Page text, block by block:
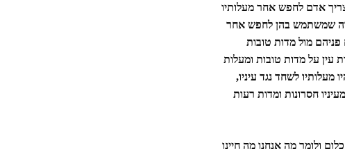
צריך אדם לחפש אחר מעלותיו
שמשתמש בהן לחפש אחר
מול מדות טובות
עין על מדות טובות ומעלות
לשחד נגד עיניו,
חסרונות ומדות רעות
ולומר מה אנחנו מה חיינו